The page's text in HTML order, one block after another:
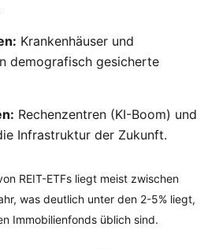
Krankenhäuser und
demografisch gesicherte
Rechenzentren (KI-Boom) und
Infrastruktur der Zukunft.
REIT-ETFs liegt meist zwischen
was deutlich unter den 2-5% liegt,
Immobilienfonds üblich sind.